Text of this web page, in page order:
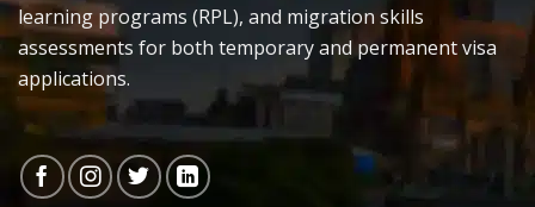
learning programs (RPL), and migration skills
assessments for both temporary and permanent visa
applications.